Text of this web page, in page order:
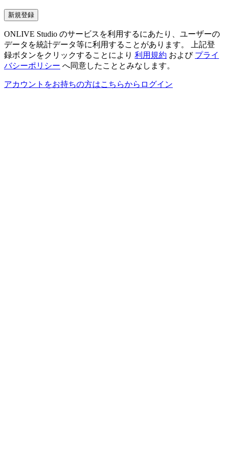
新規登録
ONLIVE Studio のサービスを利用するにあたり、ユーザーの
データを統計データ等に利用することがあります。 上記登
録ボタンをクリックすることにより 利用規約 および プライ
バシーポリシー へ同意したこととみなします。
アカウントをお持ちの方はこちらからログイン